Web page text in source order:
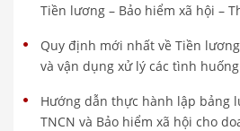
Tiền lương – Bảo hiểm xã hội –
Quy định mới nhất về Tiền lương
và vận dụng xử lý các tình
Hướng dẫn thực hành lập bảng
TNCN và Bảo hiểm xã hội cho